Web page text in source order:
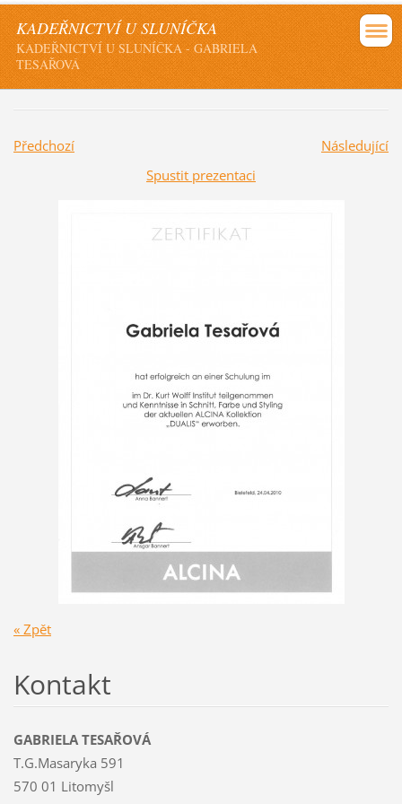
KADEŘNICTVÍ U SLUNÍČKA
KADEŘNICTVÍ U SLUNÍČKA - GABRIELA
TESAŘOVÁ
Předchozí
Následující
Spustit prezentaci
« Zpět
Kontakt
GABRIELA TESAŘOVÁ
T.G.Masaryka 591
570 01 Litomyšl